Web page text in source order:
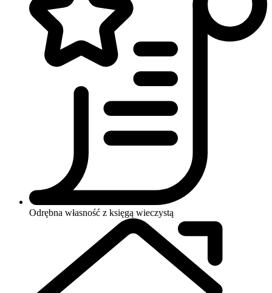
Odrębna własność z księgą wieczystą